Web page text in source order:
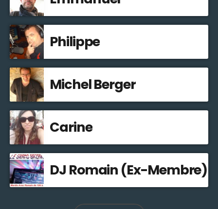
Philippe
Michel Berger
Carine
DJ Romain (Ex-Membre)